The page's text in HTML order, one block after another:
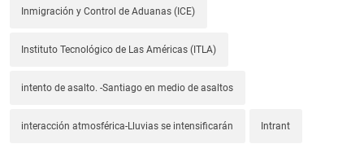
Inmigración y Control de Aduanas (ICE)
Instituto Tecnológico de Las Américas (ITLA)
intento de asalto. -Santiago en medio de asaltos
interacción atmosférica-Lluvias se intensificarán Intrant